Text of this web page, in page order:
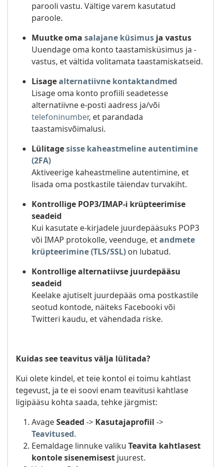
parooli vastu. Vältige varem kasutatud
paroole.
Muutke oma salajane küsimus ja vastus
Uuendage oma konto taastamisküsimus ja -
vastus, et vältida volitamata taastamiskatseid.
Lisagealternatiivne kontaktandmed
Lisage oma konto profiili seadetesse
alternatiivne e-posti aadress ja/või
telefoninumber, et parandada
taastamisvõimalusi.
Lülitagesisse kaheastmeline autentimine
(2FA)
Aktiveerige kaheastmeline autentimine, et
lisada oma postkastile täiendav turvakiht.
Kontrollige POP3/IMAP-i krüpteerimise
seadeid
Kui kasutate e-kirjadele juurdepääsuks POP3
või IMAP protokolle, veenduge, etandmete
krüpteerimine (TLS/SSL) on lubatud.
Kontrollige alternatiivse juurdepääsu
seadeid
Keelake ajutiselt juurdepääs oma postkastile
seotud kontode, näiteks Facebooki või
Twitteri kaudu, et vähendada riske.
Kuidas see teavitus välja lülitada?
Kui olete kindel, et teie kontol ei toimu kahtlast
tegevust, ja te ei soovi enam teavitusi kahtlase
ligipääsu kohta saada, tehke järgmist:
AvageSeaded -> Kasutajaprofiil ->
Teavitused.
Eemaldage linnuke valiku Teavita kahtlasest
kontole sisenemisest juurest.